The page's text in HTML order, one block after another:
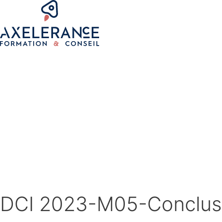
DCI 2023-M05-